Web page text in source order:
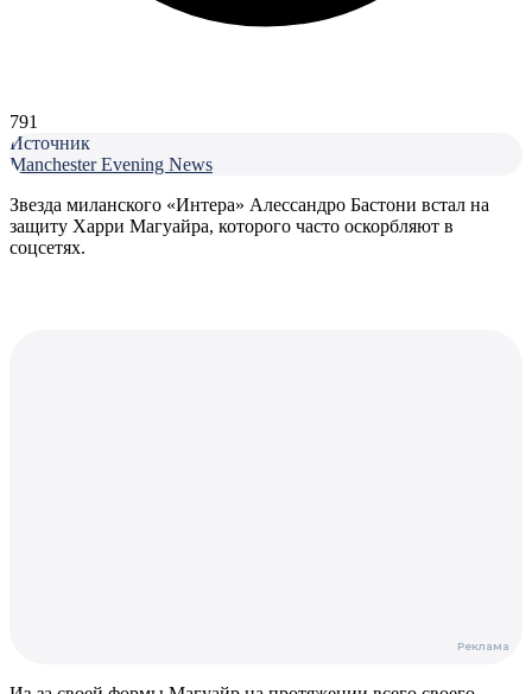
791
Источник
Manchester Evening News
Звезда миланского «Интера» Алессандро Бастони встал на
защиту Харри Магуайра, которого часто оскорбляют в
соцсетях.